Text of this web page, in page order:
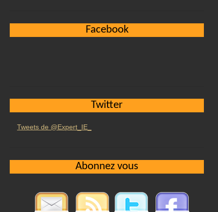
Facebook
Twitter
Tweets de @Expert_IE_
Abonnez vous